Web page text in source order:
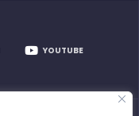
YOUTUBE